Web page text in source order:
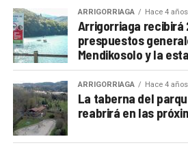
ARRIGORRIAGA Hace 4 años
Arrigorriaga recibirá
prespuestos
Mendikosolo y la
ARRIGORRIAGA Hace 4 años
La taberna del
reabrirá en las